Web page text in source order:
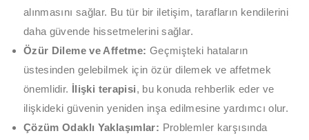
alınmasını sağlar. Bu tür bir iletişim, tarafların kendilerini
daha güvende hissetmelerini sağlar.
Özür Dileme ve Affetme: Geçmişteki hataların
üstesinden gelebilmek için özür dilemek ve affetmek
önemlidir. İlişki terapisi, bu konuda rehberlik eder ve
ilişkideki güvenin yeniden inşa edilmesine yardımcı olur.
Çözüm Odaklı Yaklaşımlar: Problemler karşısında